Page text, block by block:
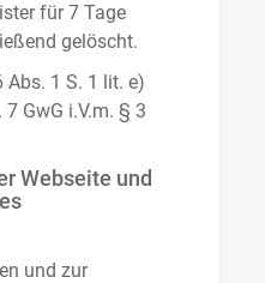
für 7 Tage
gelöscht.
Abs. 1 S. 1 lit. e)
7 GwG i.V.m. § 3
Webseite und
und zur